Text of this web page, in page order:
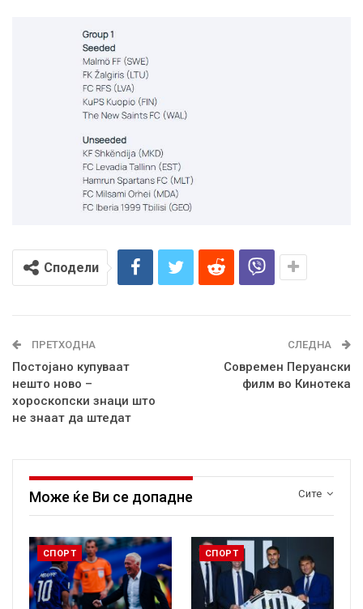
Сподели
ПРЕТХОДНА
Постојано купуваат
нешто ново –
хороскопски знаци што
не знаат да штедат
СЛЕДНА
Современ Перуански
филм во Кинотека
Сите
Може ќе Ви се допадне
СПОРТ СПОРТ